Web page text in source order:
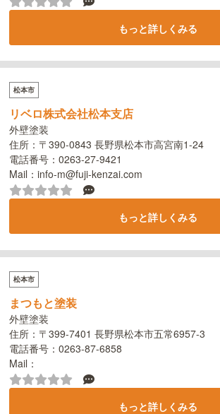
もっと詳しくみる
松本市
リベロ株式会社松本支店
外壁塗装
住所：〒390-0843 長野県松本市高宮南1-24
電話番号：0263-27-9421
Mail：info-m@fuji-kenzai.com
もっと詳しくみる
松本市
まつもと塗装
外壁塗装
住所：〒399-7401 長野県松本市五常6957-3
電話番号：0263-87-6858
Mail：
もっと詳しくみる